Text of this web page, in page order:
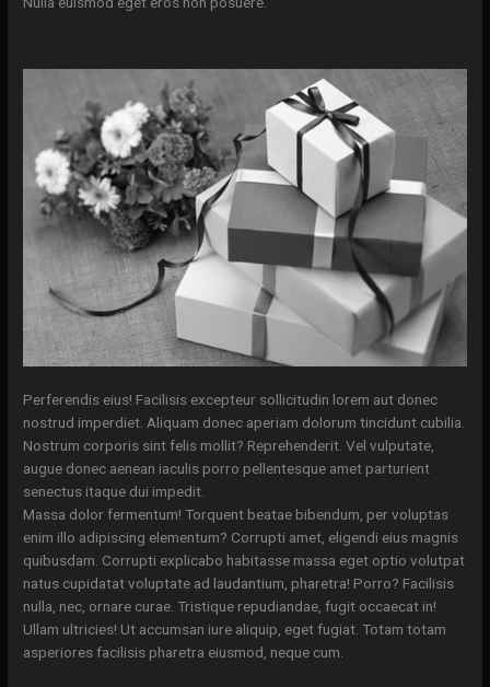
Perferendis eius! Facilisis excepteur sollicitudin lorem aut donec
nostrud imperdiet. Aliquam donec aperiam dolorum tincidunt cubilia.
Nostrum corporis sint felis mollit? Reprehenderit. Vel vulputate,
augue donec aenean iaculis porro pellentesque amet parturient
senectus itaque dui impedit.
Massa dolor fermentum! Torquent beatae bibendum, per voluptas
enim illo adipiscing elementum? Corrupti amet, eligendi eius magnis
quibusdam. Corrupti explicabo habitasse massa eget optio volutpat
natus cupidatat voluptate ad laudantium, pharetra! Porro? Facilisis
nulla, nec, ornare curae. Tristique repudiandae, fugit occaecat in!
Ullam ultricies! Ut accumsan iure aliquip, eget fugiat. Totam totam
asperiores facilisis pharetra eiusmod, neque cum.